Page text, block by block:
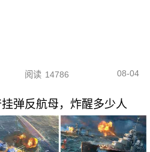
阅读 14786 08-04
弹反航母，炸醒多少人